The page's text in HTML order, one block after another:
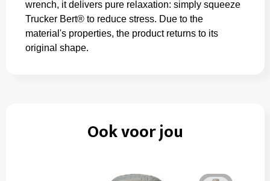
wrench, it delivers pure relaxation: simply squeeze
Trucker Bert® to reduce stress. Due to the
material's properties, the product returns to its
original shape.
Ook voor jou